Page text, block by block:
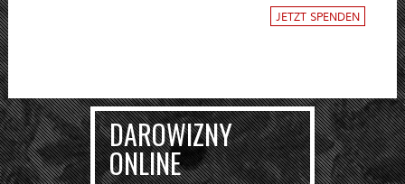
JETZT SPENDEN
DAROWIZNY
ONLINE